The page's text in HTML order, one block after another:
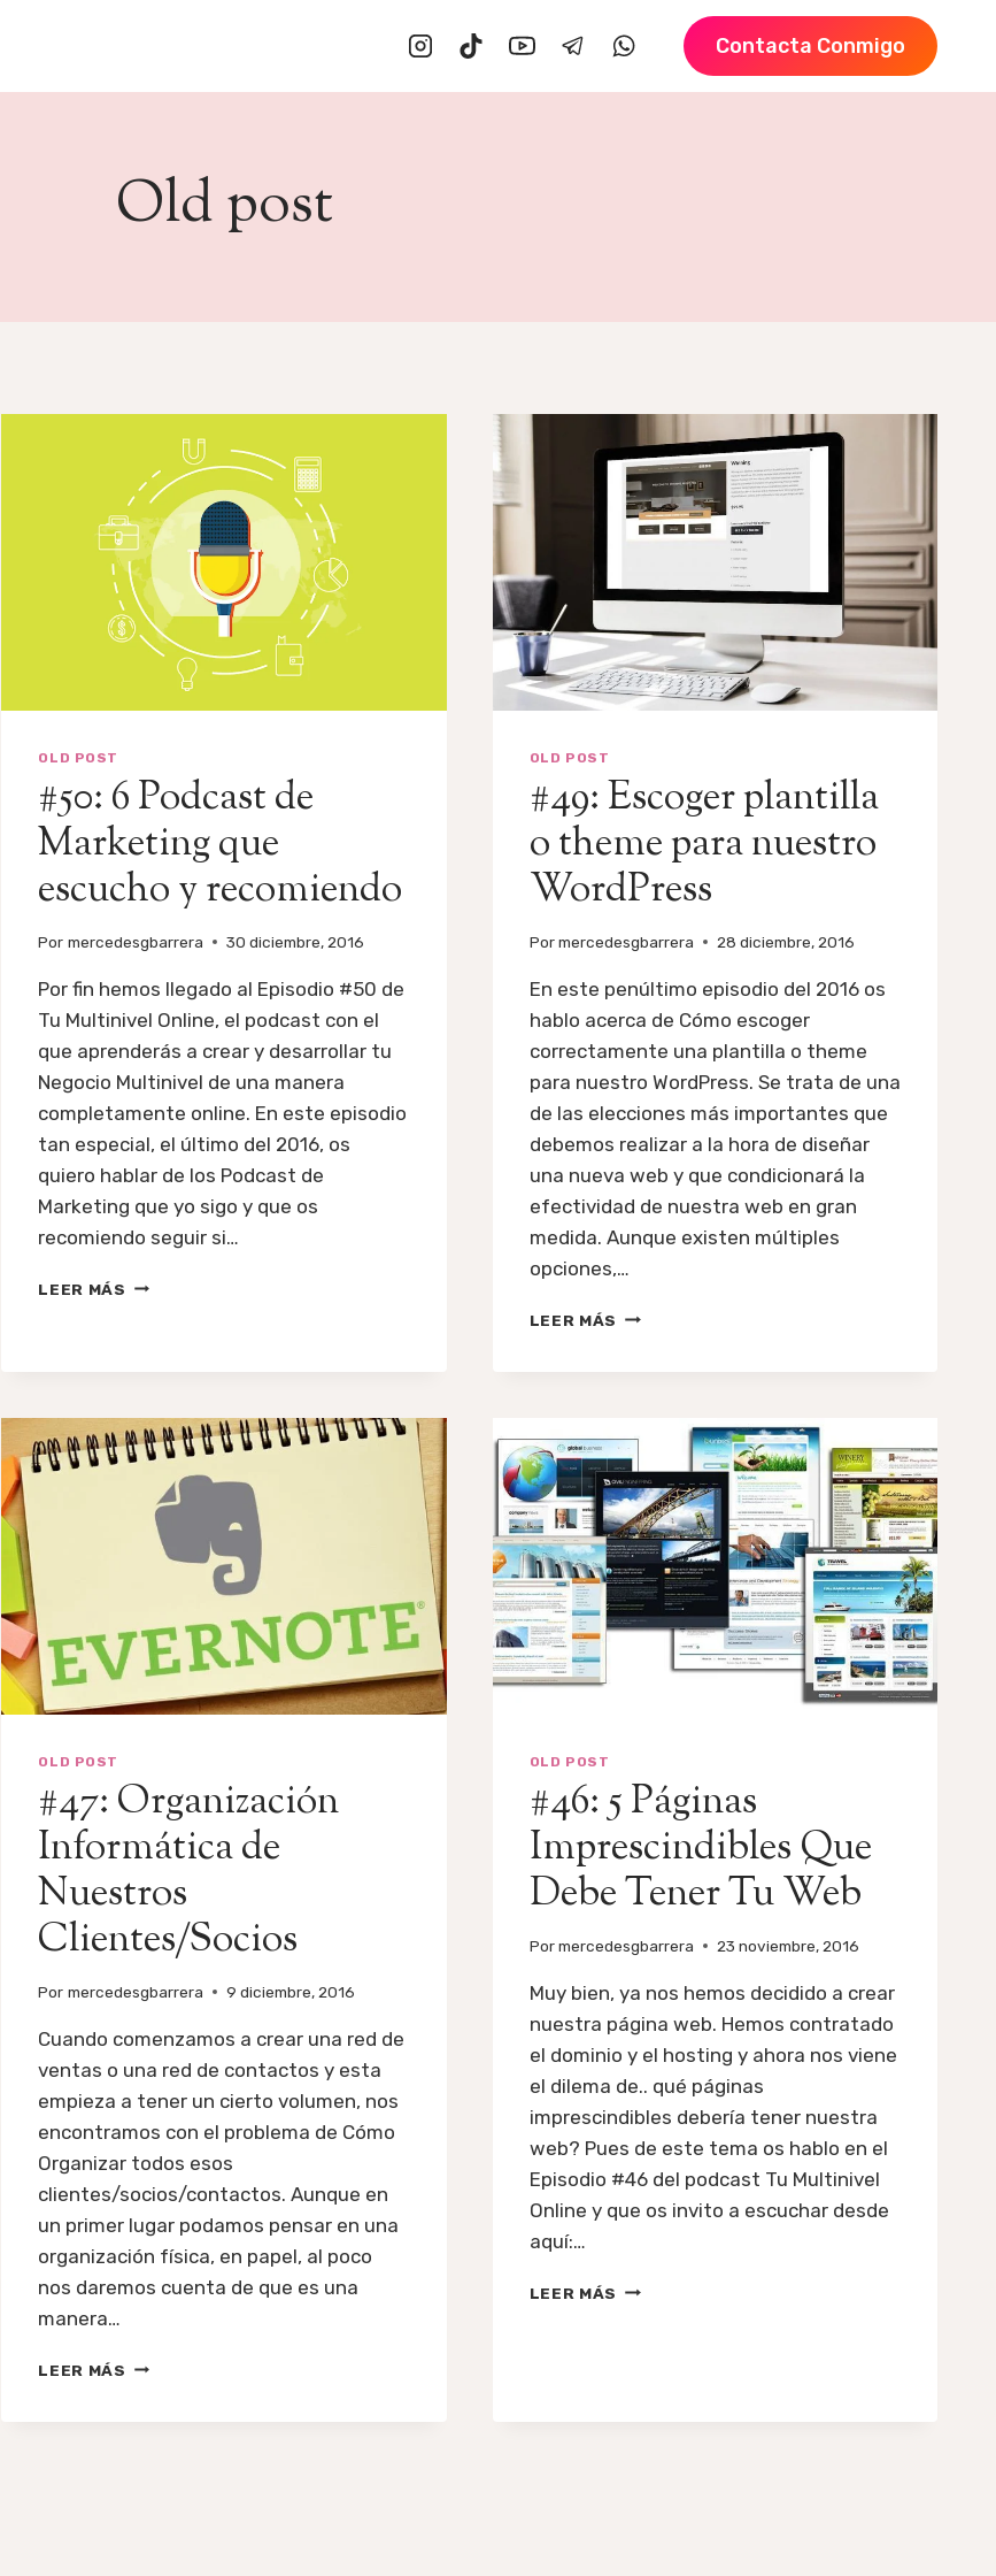
Contacta Conmigo
Old post
OLD POST
#50: 6 Podcast de
Marketing que
escucho y recomiendo
Por mercedesgbarrera 30 diciembre, 2016
Por fin hemos llegado al Episodio #50 de
Tu Multinivel Online, el podcast con el
que aprenderás a crear y desarrollar tu
Negocio Multinivel de una manera
completamente online. En este episodio
tan especial, el último del 2016, os
quiero hablar de los Podcast de
Marketing que yo sigo y que os
recomiendo seguir si…
LEER MÁS #50:
ESCUCHO
Y
RECOMIENDO
OLD POST
#49: Escoger plantilla
o theme para nuestro
WordPress
Por mercedesgbarrera 28 diciembre, 2016
En este penúltimo episodio del 2016 os
hablo acerca de Cómo escoger
correctamente una plantilla o theme
para nuestro WordPress. Se trata de una
de las elecciones más importantes que
debemos realizar a la hora de diseñar
una nueva web y que condicionará la
efectividad de nuestra web en gran
medida. Aunque existen múltiples
opciones,…
LEER MÁS #49:
PARA
NUESTRO
WORDPRESS
OLD POST
#47: Organización
Informática de
Nuestros
Clientes/Socios
Por mercedesgbarrera 9 diciembre, 2016
Cuando comenzamos a crear una red de
ventas o una red de contactos y esta
empieza a tener un cierto volumen, nos
encontramos con el problema de Cómo
Organizar todos esos
clientes/socios/contactos. Aunque en
un primer lugar podamos pensar en una
organización física, en papel, al poco
nos daremos cuenta de que es una
manera…
LEER MÁS #47:
OLD POST
#46: 5 Páginas
Imprescindibles Que
Debe Tener Tu Web
Por mercedesgbarrera 23 noviembre, 2016
Muy bien, ya nos hemos decidido a crear
nuestra página web. Hemos contratado
el dominio y el hosting y ahora nos viene
el dilema de.. qué páginas
imprescindibles debería tener nuestra
web? Pues de este tema os hablo en el
Episodio #46 del podcast Tu Multinivel
Online y que os invito a escuchar desde
aquí:…
LEER MÁS #46: